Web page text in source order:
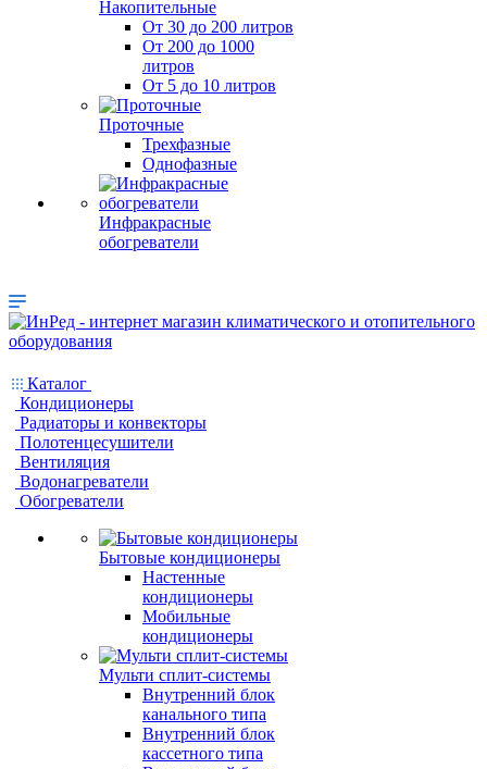
Накопительные
От 30 до 200 литров
От 200 до 1000
литров
От 5 до 10 литров
Проточные
Трехфазные
Однофазные
Инфракрасные
обогреватели
Каталог
Кондиционеры
Радиаторы и конвекторы
Полотенцесушители
Вентиляция
Водонагреватели
Обогреватели
Бытовые кондиционеры
Настенные
кондиционеры
Мобильные
кондиционеры
Мульти сплит-системы
Внутренний блок
канального типа
Внутренний блок
кассетного типа